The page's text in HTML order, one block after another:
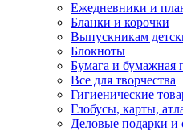
Ежедневники и
Бланки и корочки
Выпускникам
Блокноты
Бумага и бумажная
Все для творчества
Гигиенические
Глобусы, карты,
Деловые подарки и